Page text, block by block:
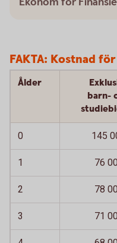
FAKTA: Kostnad
Ålder
barn-
0 145
1 76
2 78
3 71